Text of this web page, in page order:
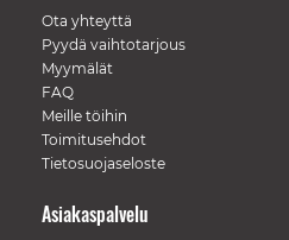
Ota yhteyttä
Pyydä vaihtotarjous
Myymälät
FAQ
Meille töihin
Toimitusehdot
Tietosuojaseloste
Asiakaspalvelu